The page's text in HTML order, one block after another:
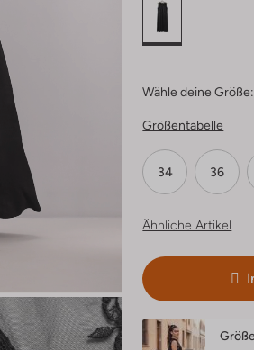
Wähle deine Größe:
Größentabelle
34 36
Ähnliche Artikel